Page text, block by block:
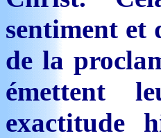
sentiment et
de la
émettent
exactitude